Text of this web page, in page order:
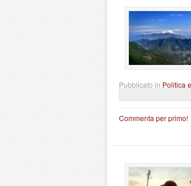
Pubblicato in Politica
Commenta per primo!